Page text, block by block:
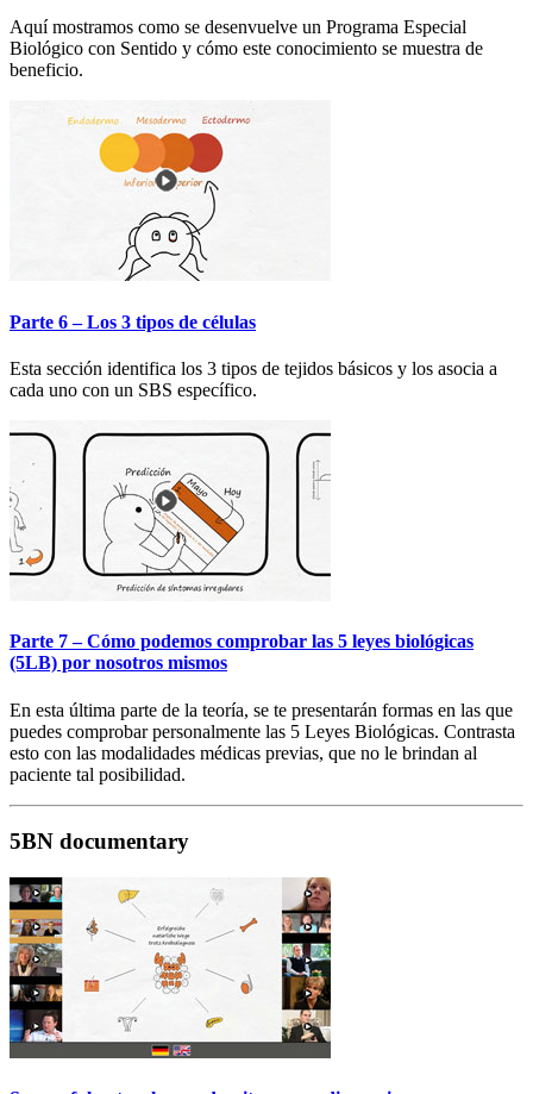
Aquí mostramos como se desenvuelve un Programa Especial
Biológico con Sentido y cómo este conocimiento se muestra de
beneficio.
Parte 6 – Los 3 tipos de células
Esta sección identifica los 3 tipos de tejidos básicos y los asocia a
cada uno con un SBS específico.
Parte 7 – Cómo podemos comprobar las 5 leyes biológicas
(5LB) por nosotros mismos
En esta última parte de la teoría, se te presentarán formas en las que
puedes comprobar personalmente las 5 Leyes Biológicas. Contrasta
esto con las modalidades médicas previas, que no le brindan al
paciente tal posibilidad.
5BN documentary